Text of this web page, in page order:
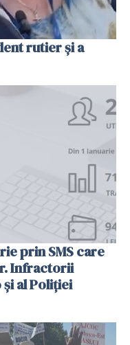
rutier și a
prin SMS care
Infractorii
al Poliției